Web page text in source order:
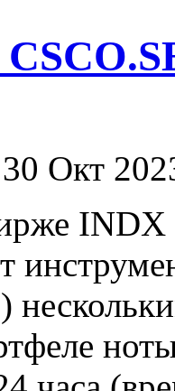
Окт